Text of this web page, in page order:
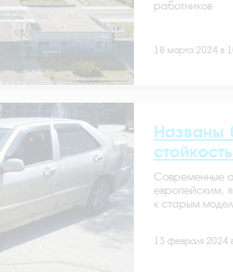
работников
18 марта 2024 в
Названы
Современные
европейским,
к старым
13 февраля 2024